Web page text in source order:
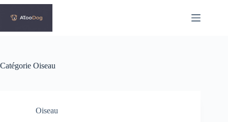
Passer
contenu
Catégorie Oiseau
Oiseau